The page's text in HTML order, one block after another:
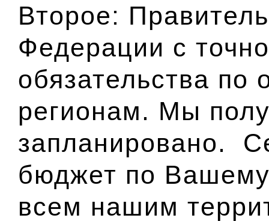
Второе:
Федерации с
обязательства
регионам. Мы
запланировано.
бюджет по
всем нашим